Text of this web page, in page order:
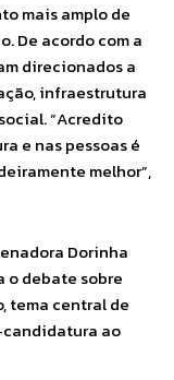
mais amplo de
De acordo com a
direcionados a
infraestrutura
“Acredito
e nas pessoas é
melhor”,
Dorinha
o debate sobre
tema central de
ao